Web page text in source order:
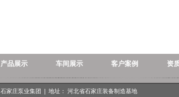
产品展示 车间展示 客户案例 资
石家庄泵业集团 | 地址： 河北省石家庄装备制造基地